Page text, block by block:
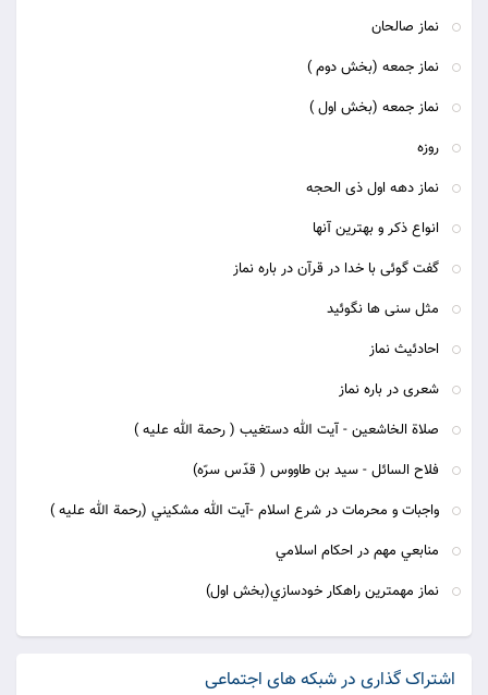
نماز صالحان
نماز جمعه (بخش دوم )
نماز جمعه (بخش اول )
روزه
نماز دهه اول ذی الحجه
انواع ذکر و بهترین آنها
گفت گوئی با خدا در قرآن در باره نماز
مثل سنی ها نگوئید
احادئیث نماز
شعری در باره نماز
صلاة الخاشعين - آيت الله دستغيب ( رحمة الله عليه )
فلاح السائل - سيد بن طاووس ( قدّس سرّه)
واجبات و محرمات در شرع اسلام -آيت الله مشكيني (رحمة الله عليه )
منابعي مهم در احكام اسلامي
نماز مهمترين راهكار خودسازي(بخش اول)
اشتراک گذاری در شبکه های اجتماعی